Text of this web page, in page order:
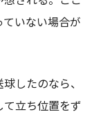
いない場合が
したのなら、
立ち位置をず